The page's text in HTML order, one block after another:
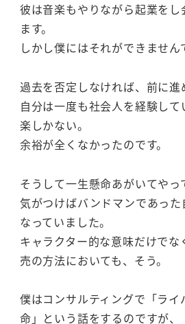
彼は音楽もやりながら起業を
ます。
しかし僕にはそれができません
過去を否定しなければ、前に進
自分は一度も社会人を経験し
楽しかない。
余裕が全くなかったのです。
そうして一生懸命あがいてやっ
気がつけばバンドマンであっ
なっていました。
キャラクター的な意味だけで
売の方法においても、そう。
僕はコンサルティングで「ラ
命」という話をするのですが、